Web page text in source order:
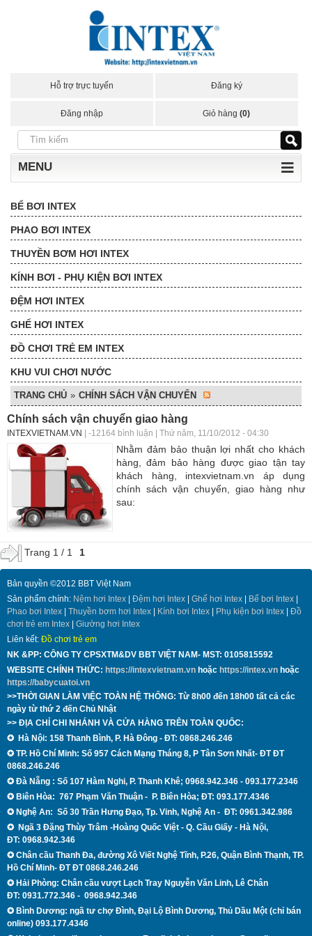
Hỗ trợ trực tuyến Đăng ký
Đăng nhập Giỏ hàng(0)
MENU
BỂ BƠI INTEX
PHAO BƠI INTEX
THUYỀN BƠM HƠI INTEX
KÍNH BƠI - PHỤ KIỆN BƠI INTEX
ĐỆM HƠI INTEX
GHẾ HƠI INTEX
ĐỒ CHƠI TRẺ EM INTEX
KHU VUI CHƠI NƯỚC
TRANG CHỦ » CHÍNH SÁCH VẬN CHUYỂN
Chính sách vận chuyển giao hàng
INTEXVIETNAM.VN | -12164 bình luận | Thứ năm, 11/10/2012 - 04:30
Nhằm đảm bảo thuận lợi nhất cho khách
hàng, đảm bảo hàng được giao tận tay
khách hàng, intexvietnam.vn áp dụng
chính sách vận chuyển, giao hàng như
sau:
Trang 1 / 1 1
Bản quyền ©2012 BBT Việt Nam
Sản phẩm chính: Nệm hơi Intex | Đệm hơi Intex | Ghế hơi Intex | Bể bơi Intex |
Phao bơi Intex | Thuyền bơm hơi Intex | Kính bơi Intex | Phụ kiện bơi Intex | Đồ
chơi trẻ em Intex | Giường hơi Intex
Liên kết: Đồ chơi trẻ em
NK &PP: CÔNG TY CPSXTM&DV BBT VIỆT NAM- MST: 0105815592
WEBSITE CHÍNH THỨC: https://intexvietnam.vn hoặc https://intex.vn hoặc
https://babycuatoi.vn
>>THỜI GIAN LÀM VIỆC TOÀN HỆ THỐNG: Từ 8h00 đến 18h00 tất cả các
ngày từ thứ 2 đến Chủ Nhật
>> ĐỊA CHỈ CHI NHÁNH VÀ CỬA HÀNG TRÊN TOÀN QUỐC:
✪ Hà Nội: 158 Thanh Bình, P. Hà Đông - ĐT: 0868.246.246
✪ TP. Hồ Chí Minh: Số 957 Cách Mạng Tháng 8, P Tân Sơn Nhất- ĐTĐT
0868.246.246
✪ Đà Nẵng : Số 107 Hàm Nghi, P. Thanh Khê; 0968.942.346 - 093.177.2346
✪ Biên Hòa: 767 Phạm Văn Thuận - P. Biên Hòa; ĐT: 093.177.4346
✪ Nghệ An: Số 30 Trần Hưng Đạo, Tp. Vinh, Nghệ An - ĐT: 0961.342.986
✪ Ngã 3 Đặng Thùy Trâm -Hoàng Quốc Việt - Q. Cầu Giấy - Hà Nội,
ĐT: 0968.942.346
✪ Chân cầu Thanh Đa, đường Xô Viết Nghệ Tĩnh, P.26, Quận Bình Thạnh, TP.
Hồ Chí Minh- ĐTĐT 0868.246.246
✪ Hải Phòng: Chân cầu vượt Lạch Tray Nguyễn Văn Linh, Lê Chân
ĐT: 0931.772.346 - 0968.942.346
✪ Bình Dương: ngã tư chợ Đình, Đại Lộ Bình Dương, Thủ Dầu Một (chỉ bán
online) 093.177.4346